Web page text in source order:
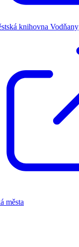
knihovna Vodňany
města